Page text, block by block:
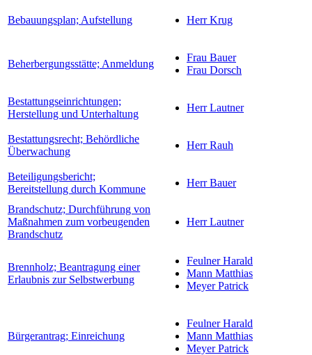
Bebauungsplan; Aufstellung Herr Krug
Beherbergungsstätte; Anmeldung
Frau Bauer
Frau Dorsch
Bestattungseinrichtungen;
Herstellung und Unterhaltung
Herr Lautner
Bestattungsrecht; Behördliche
Überwachung
Herr Rauh
Beteiligungsbericht;
Bereitstellung durch Kommune
Herr Bauer
Brandschutz; Durchführung von
Maßnahmen zum vorbeugenden
Brandschutz
Herr Lautner
Brennholz; Beantragung einer
Erlaubnis zur Selbstwerbung
Feulner Harald
Mann Matthias
Meyer Patrick
Bürgerantrag; Einreichung
Feulner Harald
Mann Matthias
Meyer Patrick